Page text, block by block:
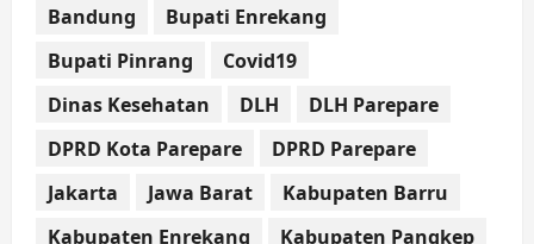
Bandung
Bupati Enrekang
Bupati Pinrang
Covid19
Dinas Kesehatan
DLH
DLH Parepare
DPRD Kota Parepare
DPRD Parepare
Jakarta
Jawa Barat
Kabupaten Barru
Kabupaten Enrekang
Kabupaten Pangkep